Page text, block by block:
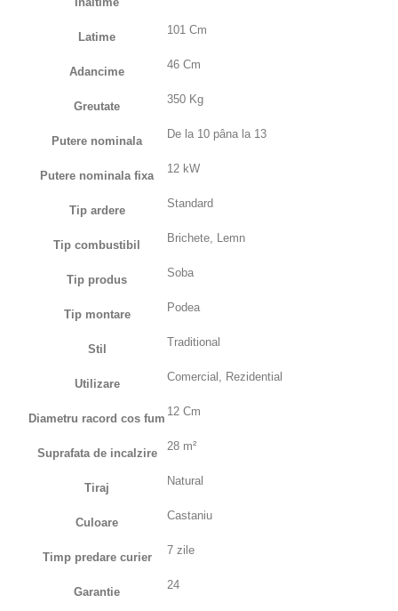
Latime
101 Cm
Adancime
46 Cm
Greutate
350 Kg
Putere nominala
De la 10 pâna la 13
Putere nominala fixa
12 kW
Tip ardere
Standard
Tip combustibil
Brichete, Lemn
Tip produs
Soba
Tip montare
Podea
Stil
Traditional
Utilizare
Comercial, Rezidential
Diametru racord cos fum
12 Cm
Suprafata de incalzire
28 m²
Tiraj
Natural
Culoare
Castaniu
Timp predare curier
7 zile
Garantie
24